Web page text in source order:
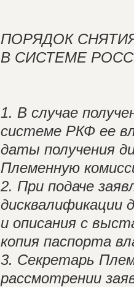
ПОРЯДОК
В СИСТЕМЕ
1. В случае
системе РКФ ее
даты получения
Племенную
2. При подаче
дисквалификации
и описания с
копия паспорта
3. Секретарь
рассмотрении